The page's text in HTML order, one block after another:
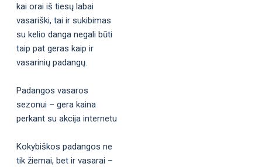
kai orai iš tiesų labai
vasariški, tai ir sukibimas
su kelio danga negali būti
taip pat geras kaip ir
vasarinių padangų.
Padangos vasaros
sezonui – gera kaina
perkant su akcija internetu
Kokybiškos padangos ne
tik žiemai, bet ir vasarai –